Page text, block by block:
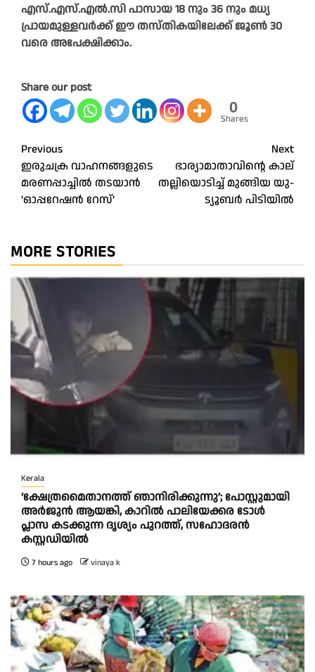
എസ്‌.എസ്‌.എൽ.സി പാസായ 18 നും 36 നും മധ്യ
പ്രായമുള്ളവർക്ക് ഈ തസ്തികയിലേക്ക് ജൂൺ 30
വരെ അപേക്ഷിക്കാം.
Share our post
0
Shares
Post
navigation
Previous
ഇരുചക്ര വാഹനങ്ങളുടെ
മരണപ്പാച്ചിൽ തടയാൻ
‘ഓപ്പറേഷൻ റേസ്‌’
Next
ഭാര്യാമാതാവിന്റെ കാല്‌
തല്ലിയൊടിച്ച്‌ മുങ്ങിയ യു-
ട്യൂബർ പിടിയിൽ
MORE STORIES
Kerala
‘ക്ഷേത്രമൈതാനത്ത് ഞാനിരിക്കുന്നു’; പോസ്റ്റുമായി
അർജുൻ ആയങ്കി, കാറിൽ പാലിയേക്കര ടോൾ
പ്ലാസ കടക്കുന്ന ദൃശ്യം പുറത്ത്, സഹോദരൻ
കസ്റ്റഡിയിൽ
7 hours ago vinaya k